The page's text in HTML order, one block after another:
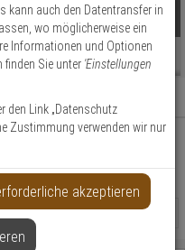
24
kann auch den Datentransfer in
wo möglicherweise ein
Informationen und Optionen
finden Sie unter 'Einstellungen
den Link „Datenschutz
Zustimmung verwenden wir nur
akzeptieren